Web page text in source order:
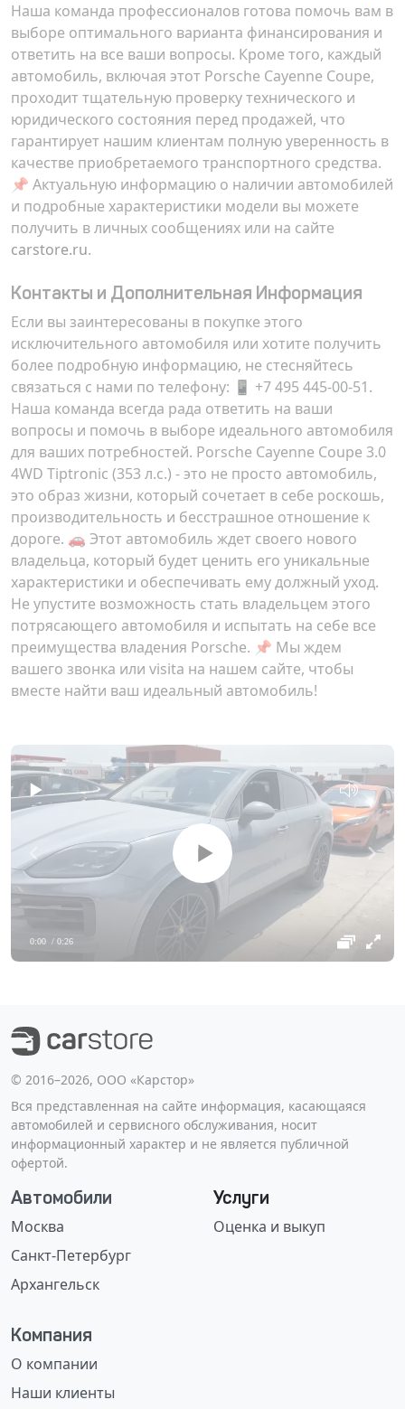
Наша команда профессионалов готова помочь вам в
выборе оптимального варианта финансирования и
ответить на все ваши вопросы. Кроме того, каждый
автомобиль, включая этот Porsche Cayenne Coupe,
проходит тщательную проверку технического и
юридического состояния перед продажей, что
гарантирует нашим клиентам полную уверенность в
качестве приобретаемого транспортного средства.
📌 Актуальную информацию о наличии автомобилей
и подробные характеристики модели вы можете
получить в личных сообщениях или на сайте
carstore.ru.
Контакты и Дополнительная Информация
Если вы заинтересованы в покупке этого
исключительного автомобиля или хотите получить
более подробную информацию, не стесняйтесь
связаться с нами по телефону: 📱 +7 495 445-00-51.
Наша команда всегда рада ответить на ваши
вопросы и помочь в выборе идеального автомобиля
для ваших потребностей. Porsche Cayenne Coupe 3.0
4WD Tiptronic (353 л.с.) - это не просто автомобиль,
это образ жизни, который сочетает в себе роскошь,
производительность и бесстрашное отношение к
дороге. 🚗 Этот автомобиль ждет своего нового
владельца, который будет ценить его уникальные
характеристики и обеспечивать ему должный уход.
Не упустите возможность стать владельцем этого
потрясающего автомобиля и испытать на себе все
преимущества владения Porsche. 📌 Мы ждем
вашего звонка или visita на нашем сайте, чтобы
вместе найти ваш идеальный автомобиль!
0:00 / 0:26
©️ 2016–2026, ООО «Карстор»
Вся представленная на сайте информация, касающаяся
автомобилей и сервисного обслуживания, носит
информационный характер и не является публичной
офертой.
Автомобили
Москва
Санкт-Петербург
Архангельск
Услуги
Оценка и выкуп
Компания
О компании
Наши клиенты